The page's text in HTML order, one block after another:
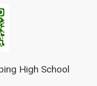
High School